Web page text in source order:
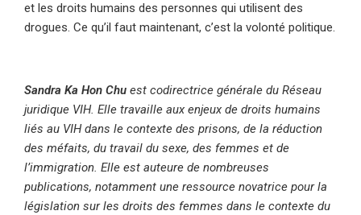
et les droits humains des personnes qui utilisent des
drogues. Ce qu’il faut maintenant, c’est la volonté politique.
Sandra Ka Hon Chu est codirectrice générale du Réseau
juridique VIH. Elle travaille aux enjeux de droits humains
liés au VIH dans le contexte des prisons, de la réduction
des méfaits, du travail du sexe, des femmes et de
l’immigration. Elle est auteure de nombreuses
publications, notamment une ressource novatrice pour la
législation sur les droits des femmes dans le contexte du